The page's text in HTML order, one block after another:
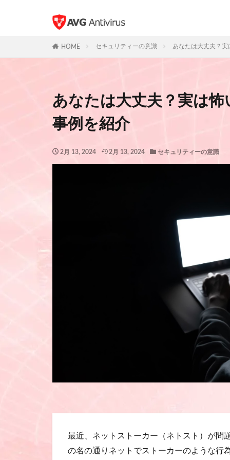
HOME セキュリティーの意識 あなたは大丈夫？
あなたは大丈夫？実は
事例を紹介
2月 13, 2024 2月 13, 2024 セキュリティーの意識
最近、ネットストーカー（ネトスト）が問
の名の通りネットでストーカーのような行